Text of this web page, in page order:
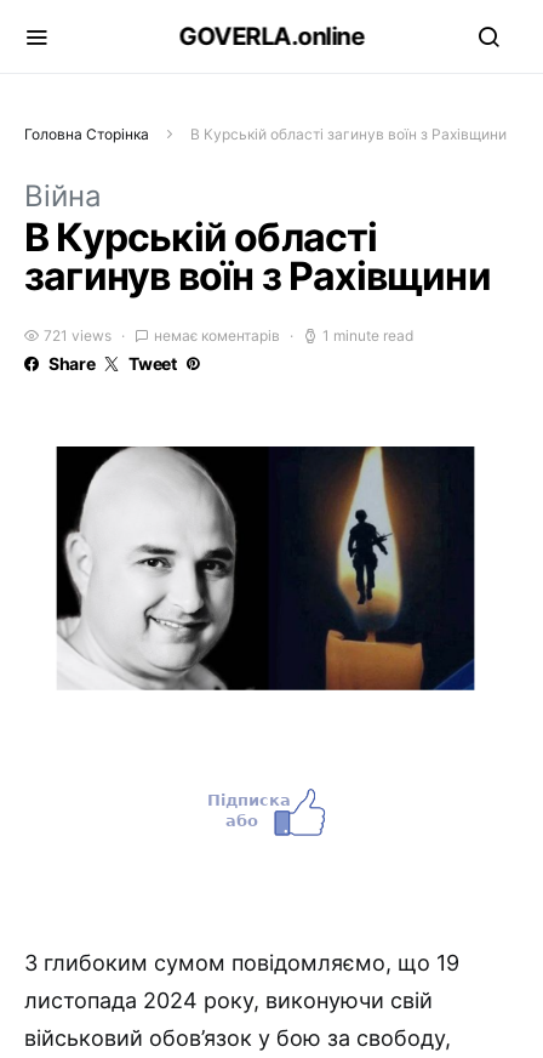
GOVERLA.online
Головна Сторінка В Курській області загинув воїн з Рахівщини
Війна
В Курській області
загинув воїн з Рахівщини
721 views немає коментарів 1 minute read
Share Tweet
З глибоким сумом повідомляємо, що 19
листопада 2024 року, виконуючи свій
військовий обов’язок у бою за свободу,